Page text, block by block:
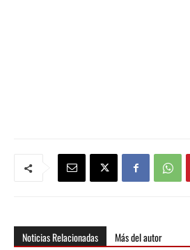
Noticias Relacionadas Más del autor